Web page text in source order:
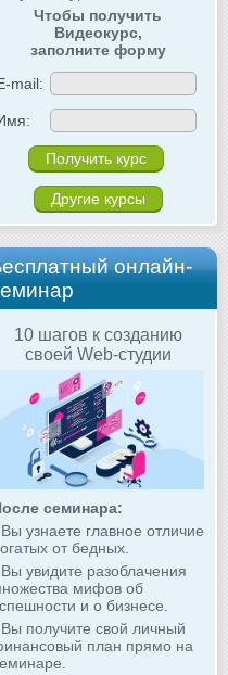
Чтобы получить
Видеокурс,
заполните форму
mail:
Другие курсы
онлайн-
10 шагов к созданию
своей Web-студии
семинара:
узнаете главное отличие
от бедных.
увидите разоблачения
мифов об
и о бизнесе.
получите свой личный
план прямо на